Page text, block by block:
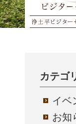
カテゴ
イベ
お知